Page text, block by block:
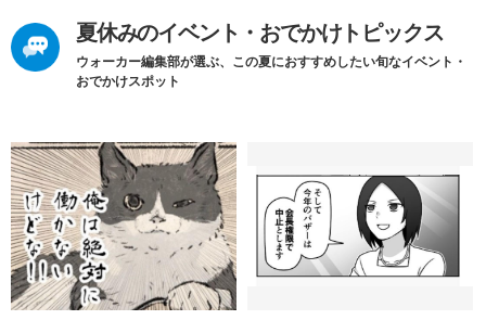
夏休みのイベント・おでかけトピックス
ウォーカー編集部が選ぶ、この夏におすすめしたい旬なイベント・
おでかけスポット